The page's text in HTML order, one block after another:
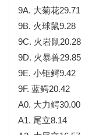
9A. 大菊花29.71
9B. 火球鼠9.28
9C. 火岩鼠20.28
9D. 火暴兽29.85
9E. 小钜鳄9.42
9F. 蓝鳄20.42
A0. 大力鳄30.00
A1. 尾立8.14